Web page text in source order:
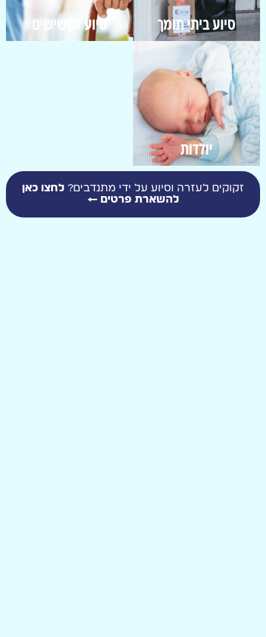
סיוע ביתי תומך סיוע לקשישים
יולדות
זקוקים לעזרה וסיוע על ידי מתנדבים? לחצו כאן
להשארת פרטים ←